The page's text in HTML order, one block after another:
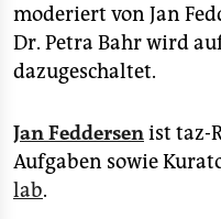
moderiert von Jan
Dr. Petra Bahr wird
dazugeschaltet.
Jan Feddersenist taz-
Aufgaben sowie
lab.